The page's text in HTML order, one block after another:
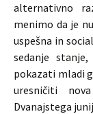
alternativno
menimo da je
uspešna in
sedanje
pokazati mladi
uresničiti
Dvanajstega